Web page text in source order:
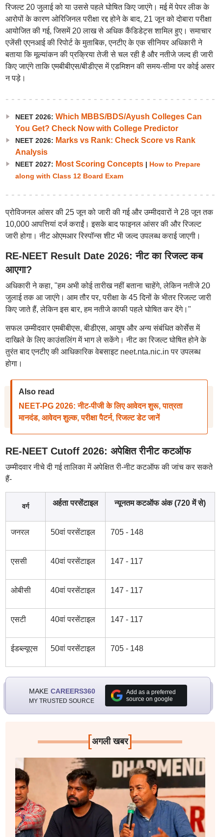
रिजल्ट 20 जुलाई को या उससे पहले घोषित किए जाएंगे। मई में पेपर लीक के
आरोपों के कारण ओरिजिनल परीक्षा रद्द होने के बाद, 21 जून को दोबारा परीक्षा
आयोजित की गई, जिसमें 20 लाख से अधिक कैंडिडेट्स शामिल हुए। समाचार
एजेंसी एएनआई की रिपोर्ट के मुताबिक, एनटीए के एक सीनियर अधिकारी ने
बताया कि मूल्यांकन की प्रक्रिया तेजी से चल रही है और नतीजे जल्द ही जारी
किए जाएंगे ताकि एमबीबीएस/बीडीएस में एडमिशन की समय-सीमा पर कोई असर
न पड़े।
NEET 2026: Which MBBS/BDS/Ayush Colleges Can
You Get? Check Now with College Predictor
NEET 2026: Marks vs Rank: Check Score vs Rank
Analysis
NEET 2027: Most Scoring Concepts| How to Prepare
along with Class 12 Board Exam
प्रोविजनल आंसर की 25 जून को जारी की गई और उम्मीदवारों ने 28 जून तक
10,000 आपत्तियां दर्ज कराईं। इसके बाद फाइनल आंसर की और रिजल्ट
जारी होगा। नीट ओएमआर रिस्पॉन्स शीट भी जल्द उपलब्ध कराई जाएगी।
RE-NEET Result Date 2026: नीट का रिजल्ट कब
आएगा?
अधिकारी ने कहा, "हम अभी कोई तारीख नहीं बताना चाहेंगे, लेकिन नतीजे 20
जुलाई तक आ जाएंगे। आम तौर पर, परीक्षा के 45 दिनों के भीतर रिजल्ट जारी
किए जाते हैं, लेकिन इस बार, हम नतीजे काफी पहले घोषित कर देंगे।"
सफल उम्मीदवार एमबीबीएस, बीडीएस, आयुष और अन्य संबंधित कोर्सेस में
दाखिले के लिए काउंसलिंग में भाग ले सकेंगे। नीट का रिजल्ट घोषित होने के
तुरंत बाद एनटीए की आधिकारिक वेबसाइट neet.nta.nic.in पर उपलब्ध
होगा।
Also read
NEET-PG 2026: नीट-पीजी के लिए आवेदन शुरू, पात्रता
मानदंड, आवेदन शुल्क, परीक्षा पैटर्न, रिजल्ट डेट जानें
RE-NEET Cutoff 2026: अपेक्षित रीनीट कटऑफ
उम्मीदवार नीचे दी गई तालिका में अपेक्षित री-नीट कटऑफ की जांच कर सकते
हैं-
वर्ग अर्हता परसेंटाइल न्यूनतम कटऑफ अंक (720 में से)
जनरल 50वां परसेंटाइल 705 - 148
एससी 40वां परसेंटाइल 147 - 117
ओबीसी 40वां परसेंटाइल 147 - 117
एसटी 40वां परसेंटाइल 147 - 117
ईडब्ल्यूएस 50वां परसेंटाइल 705 - 148
MAKE CAREERS360
MY TRUSTED SOURCE
Add as a preferred
source on google
[अगली खबर]